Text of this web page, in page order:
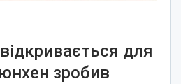
для
зробив